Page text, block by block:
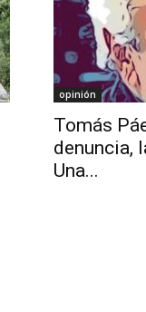
opinión
Tomás
denuncia,
Una...